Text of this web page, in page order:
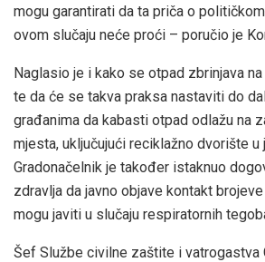
mogu garantirati da ta priča o
ovom slučaju neće proći – poručio je
Naglasio je i kako se otpad zbrinjava
te da će se takva praksa nastaviti do
građanima da kabasti otpad odlažu na
mjesta, uključujući reciklažno dvorište u
Gradonačelnik je također istaknuo
zdravlja da javno objave kontakt
mogu javiti u slučaju respiratornih
Šef Službe civilne zaštite i vatrogastva